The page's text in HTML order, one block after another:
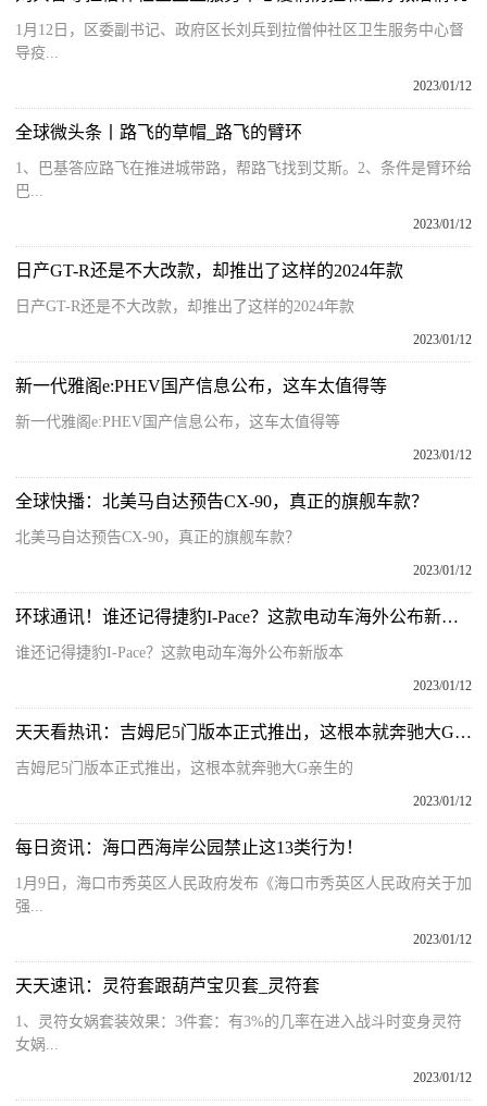
1月12日，区委副书记、政府区长刘兵到拉僧仲社区卫生服务中心督
导疫...
2023/01/12
全球微头条丨路飞的草帽_路飞的臂环
1、巴基答应路飞在推进城带路，帮路飞找到艾斯。2、条件是臂环给
巴...
2023/01/12
日产GT-R还是不大改款，却推出了这样的2024年款
日产GT-R还是不大改款，却推出了这样的2024年款
2023/01/12
新一代雅阁e:PHEV国产信息公布，这车太值得等
新一代雅阁e:PHEV国产信息公布，这车太值得等
2023/01/12
全球快播：北美马自达预告CX-90，真正的旗舰车款？
北美马自达预告CX-90，真正的旗舰车款？
2023/01/12
环球通讯！谁还记得捷豹I-Pace？这款电动车海外公布新版本
谁还记得捷豹I-Pace？这款电动车海外公布新版本
2023/01/12
天天看热讯：吉姆尼5门版本正式推出，这根本就奔驰大G亲生的
吉姆尼5门版本正式推出，这根本就奔驰大G亲生的
2023/01/12
每日资讯：海口西海岸公园禁止这13类行为！
1月9日，海口市秀英区人民政府发布《海口市秀英区人民政府关于加
强...
2023/01/12
天天速讯：灵符套跟葫芦宝贝套_灵符套
1、灵符女娲套装效果：3件套：有3%的几率在进入战斗时变身灵符
女娲...
2023/01/12